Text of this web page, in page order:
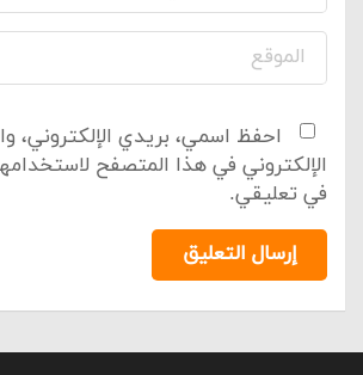
احفظ اسمي، بريدي الإلكتروني،
الإلكتروني في هذا المتصفح
في تعليقي.
إرسال التعليق